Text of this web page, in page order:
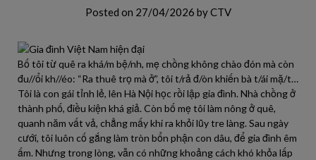
Posted on 27/04/2026 byCTV
Bố tôi từ quê ra khá/m bệ/nh, mẹ chồng không chào đón mà còn
đu//ổi kh//éo: “Ra thuê trọ mà ở”, tôi t/rả đ/òn khiến bà t/ái mặ/t…
Tôi là con gái tỉnh lẻ, lên Hà Nội học rồi lập gia đình. Nhà chồng ở
thành phố, điều kiện khá giả. Còn bố mẹ tôi làm nông ở quê,
quanh năm vất vả, chẳng mấy khi ra khỏi lũy tre làng. Sau ngày
cưới, tôi luôn cố gắng làm tròn bổn phận con dâu, để gia đình êm
ấm. Nhưng trong lòng, vẫn có những khoảng cách khó khỏa lấp